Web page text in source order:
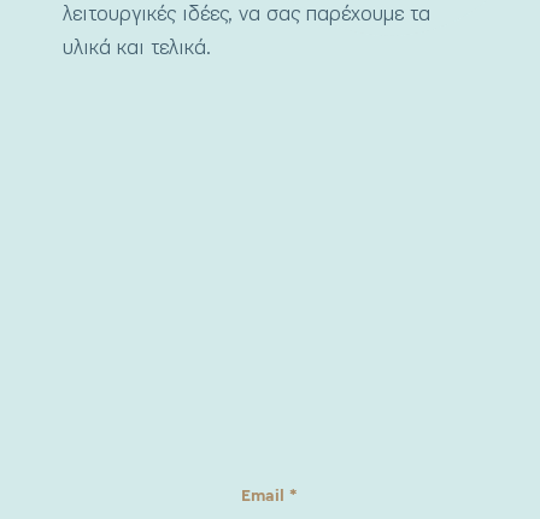
λειτουργικές ιδέες, να σας παρέχουμε τα
υλικά και τελικά.